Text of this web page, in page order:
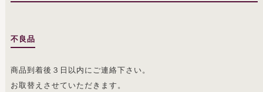
不良品
商品到着後３日以内にご連絡下さい。
お取替えさせていただきます。